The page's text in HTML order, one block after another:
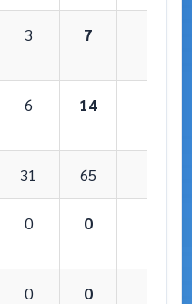
3 7
6 14
31 65
0 0
0 0